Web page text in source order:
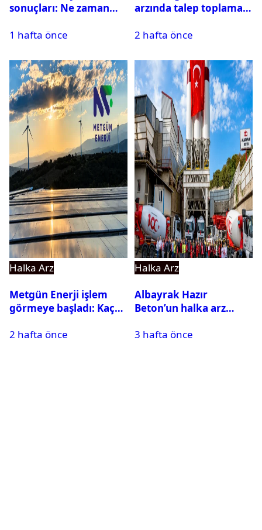
sonuçları: Ne zaman
1 hafta önce
arzında talep toplama
detaylar açıklandı
2 hafta önce
Halka Arz
Metgün Enerji işlem
görmeye başladı: Kaç
2 hafta önce
Halka Arz
Albayrak Hazır
Beton’un halka arz
3 hafta önce